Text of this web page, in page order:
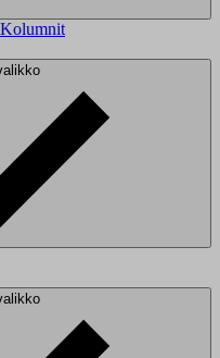
Kolumnit